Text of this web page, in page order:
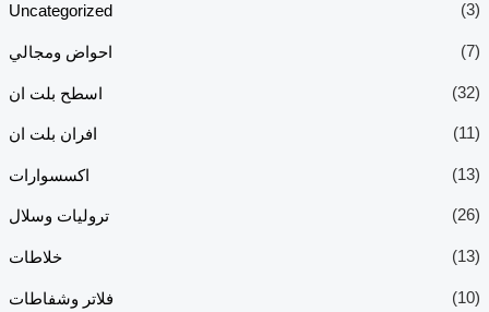
Uncategorized (3)
احواض ومجالي (7)
اسطح بلت ان (32)
افران بلت ان (11)
اكسسوارات (13)
تروليات وسلال (26)
خلاطات (13)
فلاتر وشفاطات (10)